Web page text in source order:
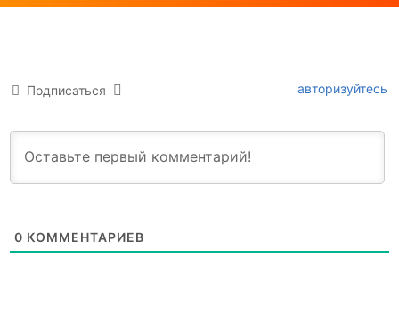
Подписаться авторизуйтесь
0 КОММЕНТАРИЕВ